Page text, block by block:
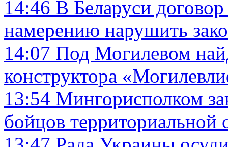
14:46 В Беларуси
намерению нарушить
14:07 Под Могилевом
конструктора
13:54 Мингорисполком
бойцов территориальной